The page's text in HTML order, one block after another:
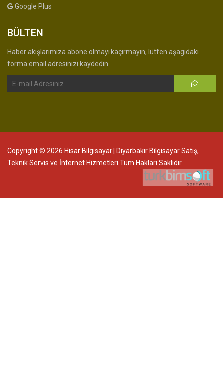
Google Plus
BÜLTEN
Haber akışlarımıza abone olmayı kaçırmayın, lütfen aşagıdaki
forma email adresinizi kaydedin
Copyright © 2026 Hisar Bilgisayar | Diyarbakır Bilgisayar Satış,
Teknik Servis ve İnternet Hizmetleri Tüm Hakları Saklıdır